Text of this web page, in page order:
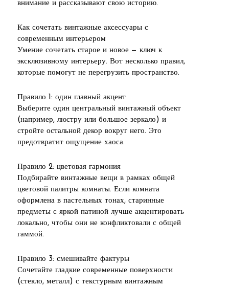
внимание и рассказывают свою историю.
Как сочетать винтажные аксессуары с
современным интерьером
Умение сочетать старое и новое — ключ к
эксклюзивному интерьеру. Вот несколько правил,
которые помогут не перегрузить пространство.
Правило 1: один главный акцент
Выберите один центральный винтажный объект
(например, люстру или большое зеркало) и
стройте остальной декор вокруг него. Это
предотвратит ощущение хаоса.
Правило 2: цветовая гармония
Подбирайте винтажные вещи в рамках общей
цветовой палитры комнаты. Если комната
оформлена в пастельных тонах, старинные
предметы с яркой патиной лучше акцентировать
локально, чтобы они не конфликтовали с общей
гаммой.
Правило 3: смешивайте фактуры
Сочетайте гладкие современные поверхности
(стекло, металл) с текстурным винтажным